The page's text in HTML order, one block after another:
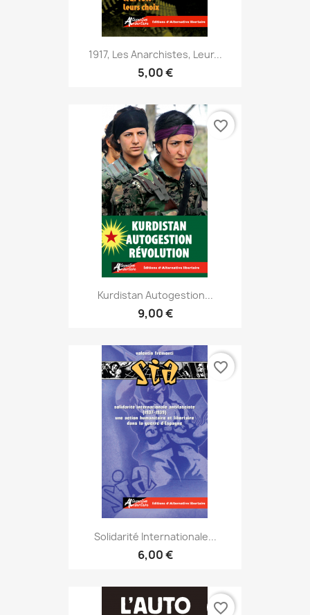
1917, Les Anarchistes, Leur...
5,00 €
Kurdistan Autogestion...
9,00 €
favorite_border
Solidarité Internationale...
6,00 €
favorite_border
favorite_border